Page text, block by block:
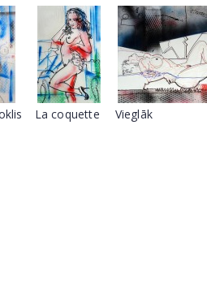
La coquette Vieglāk